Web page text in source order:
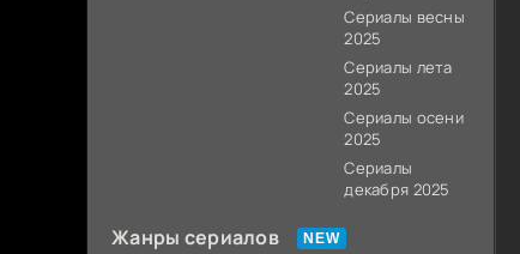
Сериалы весны
2025
Сериалы лета
2025
Сериалы осени
2025
Сериалы
декабря 2025
Жанры сериалов